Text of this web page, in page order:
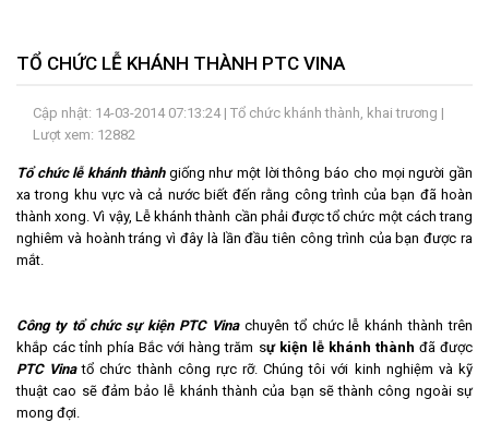
HỆ
TỔ CHỨC LỄ KHÁNH THÀNH PTC VINA
Cập nhật: 14-03-2014 07:13:24 | Tổ chức khánh thành, khai trương |
Lượt xem: 12882
Tổ chức lễ khánh thànhgiống như một lời thông báo cho mọi người gần
xa trong khu vực và cả nước biết đến rằng công trình của bạn đã hoàn
thành xong. Vì vậy, Lễ khánh thành cần phải được tổ chức một cách trang
nghiêm và hoành tráng vì đây là lần đầu tiên công trình của bạn được ra
mắt.
Công ty tổ chức sự kiện PTC Vinachuyên tổ chức lễ khánh thành trên
khắp các tỉnh phía Bắc với hàng trăm sự kiện lễ khánh thành đã được
PTC Vinatổ chức thành công rực rỡ. Chúng tôi với kinh nghiệm và kỹ
thuật cao sẽ đảm bảo lễ khánh thành của bạn sẽ thành công ngoài sự
mong đợi.